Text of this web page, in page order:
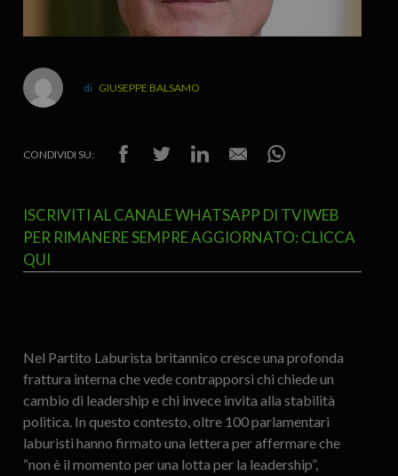
GIUSEPPE BALSAMO
CONDIVIDI SU:
ISCRIVITI AL CANALE WHATSAPP DI TVIWEB
PER RIMANERE SEMPRE AGGIORNATO: CLICCA
QUI
Nel Partito Laburista britannico cresce una profonda
frattura interna che vede contrapporsi chi chiede un
cambio di leadership e chi invece invita alla stabilità
politica. In questo contesto, oltre 100 parlamentari
laburisti hanno firmato una lettera per affermare che
“non è il momento per una lotta per la leadership”,